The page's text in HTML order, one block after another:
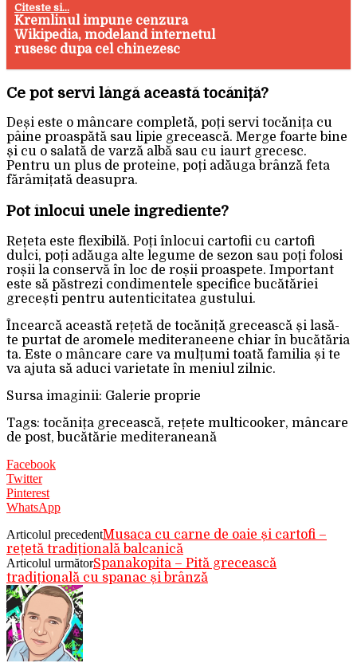
Citeste si...
Kremlinul impune cenzura
Wikipedia, modeland internetul
rusesc dupa cel chinezesc
Ce pot servi lângă această tocăniță?
Deși este o mâncare completă, poți servi tocănița cu
pâine proaspătă sau lipie grecească. Merge foarte bine
și cu o salată de varză albă sau cu iaurt grecesc.
Pentru un plus de proteine, poți adăuga brânză feta
fărâmițată deasupra.
Pot înlocui unele ingrediente?
Rețeta este flexibilă. Poți înlocui cartofii cu cartofi
dulci, poți adăuga alte legume de sezon sau poți folosi
roșii la conservă în loc de roșii proaspete. Important
este să păstrezi condimentele specifice bucătăriei
grecești pentru autenticitatea gustului.
Încearcă această rețetă de tocăniță grecească și lasă-
te purtat de aromele mediteraneene chiar în bucătăria
ta. Este o mâncare care va mulțumi toată familia și te
va ajuta să aduci varietate în meniul zilnic.
Sursa imaginii: Galerie proprie
Tags: tocănița grecească, rețete multicooker, mâncare
de post, bucătărie mediteraneană
Facebook
Twitter
Pinterest
WhatsApp
Articolul precedentMusaca cu carne de oaie și cartofi –
rețetă tradițională balcanică
Articolul următorSpanakopita – Pită grecească
tradițională cu spanac și brânză